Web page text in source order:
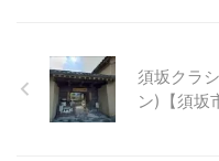
須坂クラ
ン)【須坂